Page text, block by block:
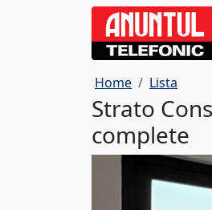
Home Lista
Strato
complete